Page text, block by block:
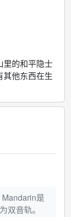
的和平隐士
其他东西在生
是
双音轨。